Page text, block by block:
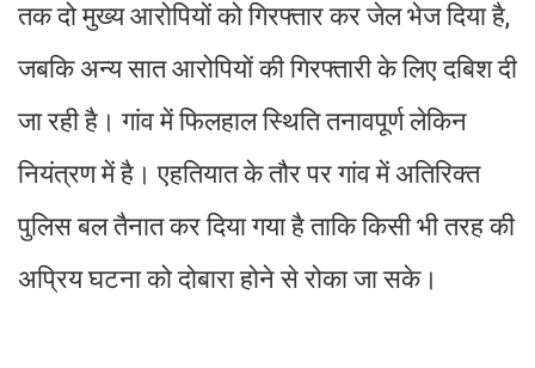
तक दो मुख्य आरोपियों को गिरफ्तार कर जेल भेज दिया है,
जबकि अन्य सात आरोपियों की गिरफ्तारी के लिए दबिश दी
जा रही है। गांव में फिलहाल स्थिति तनावपूर्ण लेकिन
नियंत्रण में है। एहतियात के तौर पर गांव में अतिरिक्त
पुलिस बल तैनात कर दिया गया है ताकि किसी भी तरह की
अप्रिय घटना को दोबारा होने से रोका जा सके।